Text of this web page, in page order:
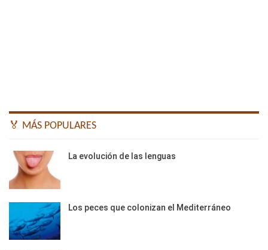
🏅 MÁS POPULARES
La evolución de las lenguas
Los peces que colonizan el Mediterráneo